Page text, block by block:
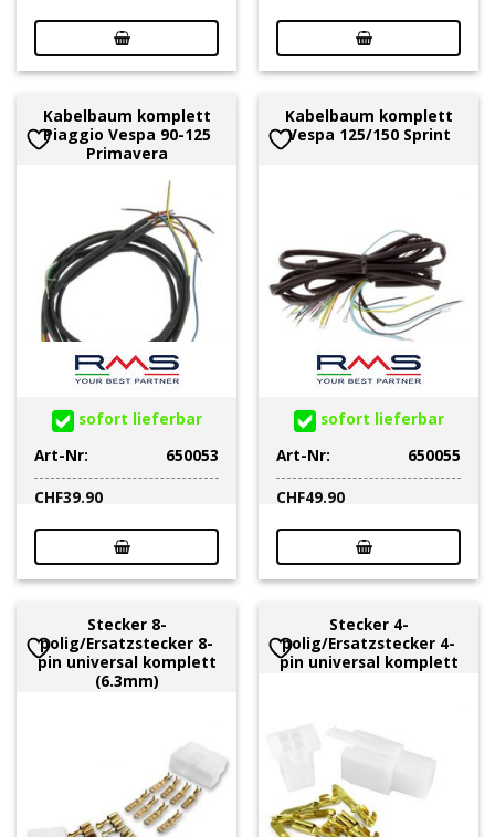
Kabelbaum komplett
Piaggio Vespa 90-125
Primavera
sofort lieferbar
Art-Nr:
650053
CHF39.90
Kabelbaum komplett
Vespa 125/150 Sprint
sofort lieferbar
Art-Nr:
650055
CHF49.90
Stecker 8-
polig/Ersatzstecker 8-
pin universal komplett
(6.3mm)
Stecker 4-
polig/Ersatzstecker 4-
pin universal komplett